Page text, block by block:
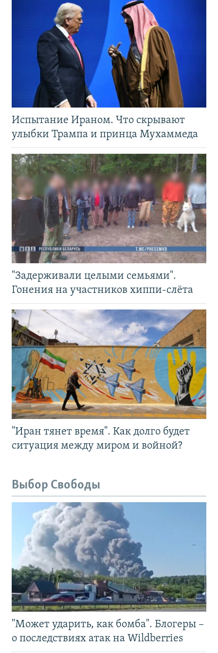
Испытание Ираном. Что скрывают
улыбки Трампа и принца Мухаммеда
"Задерживали целыми семьями".
Гонения на участников хиппи-слёта
"Иран тянет время". Как долго будет
ситуация между миром и войной?
Выбор Свободы
"Может ударить, как бомба". Блогеры –
о последствиях атак на Wildberries